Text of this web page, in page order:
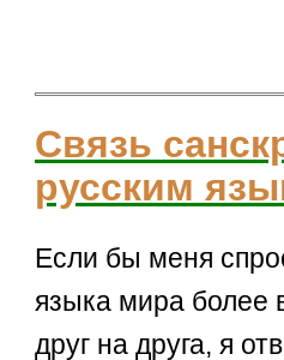
Связь
русским
Если бы меня
языка мира более
друг на друга, я